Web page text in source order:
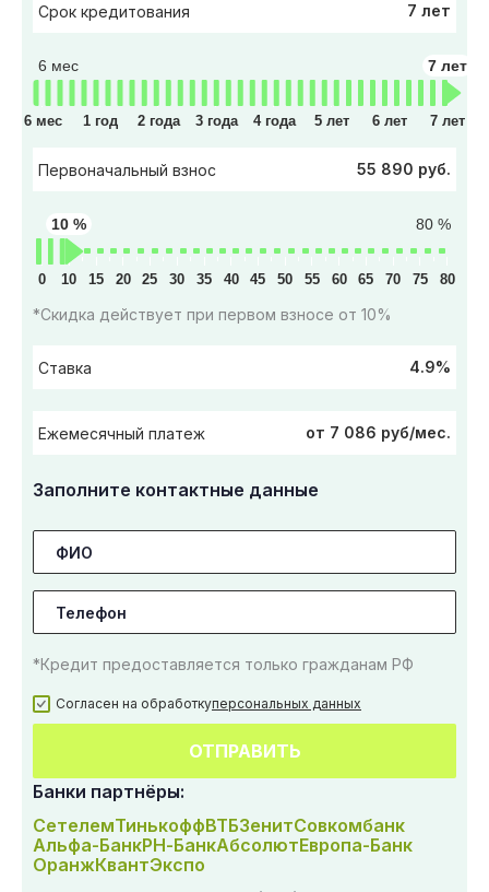
Срок кредитования 7 лет
6 мес 7 лет
6 мес 1 год 2 года 3 года 4 года 5 лет 6 лет 7 лет
Первоначальный взнос 55 890 руб.
80 %
10 %
0 10 15 20 25 30 35 40 45 50 55 60 65 70 75 80
*Скидка действует при первом взносе от 10%
Ставка 4.9%
Ежемесячный платеж от 7 086 руб/мес.
Заполните контактные данные
*Кредит предоставляется только гражданам РФ
Согласен на обработкуперсональных данных
ОТПРАВИТЬ
Банки партнёры:
СетелемТинькоффВТБЗенитСовкомбанк
Альфа-БанкРН-БанкАбсолютЕвропа-Банк
ОранжКвантЭкспо